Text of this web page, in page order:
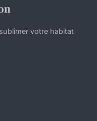
votre habitat